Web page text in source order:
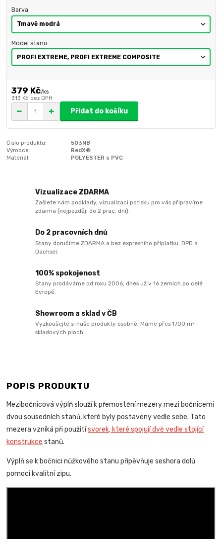
Barva
Model stanu
379 Kč/ks
313 Kč bez DPH
Přidat do košíku
Číslo produktu:
503NB
Výrobce:
RedX®
Materiál:
POLYESTER s PVC
Vizualizace ZDARMA
Zašlete nám podklady, vizualizaci potisku pro vás připravíme
zdarma (nejpozději do 2 prac. dní).
Do 2 pracovních dnů
Stany doručíme ZDARMA a bez expresního příplatku. DPD a
Dachser.
100% spokojenost
Stany prodáváme od roku 2006, dnes už v 16 zemích po celé
Evropě.
Showroom a sklad v ČB
Vyzkoušejte si naše produkty osobně. Máme přes 1700 m²
skladových ploch.
POPIS PRODUKTU
Mezibočnicová výplň slouží k přemostění mezery mezi bočnicemi
dvou sousedních stanů, které byly postaveny vedle sebe. Tato
mezera vzniká při použitísvorek, které spojují dvě vedle stojící
konstrukce stanů.
Výplň se k bočnici nůžkového stanu připěvňuje seshora dolů
pomoci kvalitní zipu.